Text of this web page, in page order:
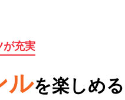
が充実
ルを楽しめる